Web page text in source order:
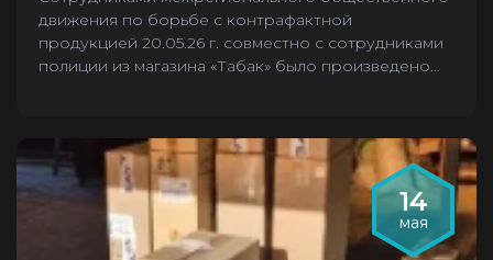
движения по борьбе с контрафактной
продукцией 20.05.26 г. совместно с сотрудниками
полиции из магазина «Табак» было произведено
14
мая